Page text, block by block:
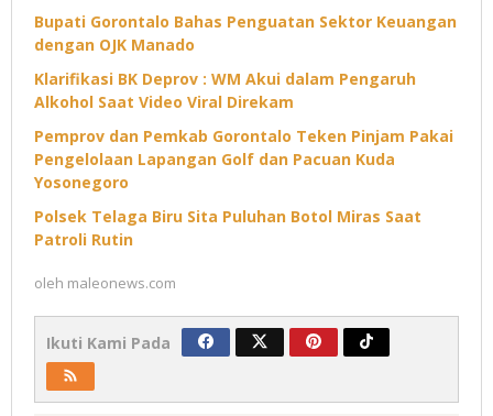
Bupati Gorontalo Bahas Penguatan Sektor Keuangan
dengan OJK Manado
Klarifikasi BK Deprov : WM Akui dalam Pengaruh
Alkohol Saat Video Viral Direkam
Pemprov dan Pemkab Gorontalo Teken Pinjam Pakai
Pengelolaan Lapangan Golf dan Pacuan Kuda
Yosonegoro
Polsek Telaga Biru Sita Puluhan Botol Miras Saat
Patroli Rutin
oleh maleonews.com
Ikuti Kami Pada